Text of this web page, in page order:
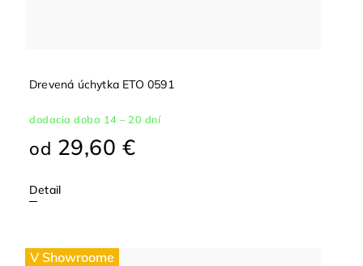
Drevená úchytka ETO 0591
dodacia doba 14 – 20 dní
od 29,60 €
Detail
V Showroome